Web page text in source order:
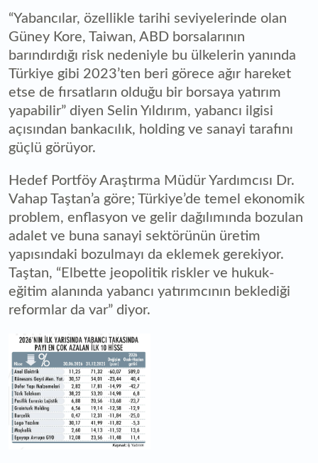
“Yabancılar, özellikle tarihi seviyelerinde olan
Güney Kore, Taiwan, ABD borsalarının
barındırdığı risk nedeniyle bu ülkelerin yanında
Türkiye gibi 2023’ten beri görece ağır hareket
etse de fırsatların olduğu bir borsaya yatırım
yapabilir” diyen Selin Yıldırım, yabancı ilgisi
açısından bankacılık, holding ve sanayi tarafını
güçlü görüyor.
Hedef Portföy Araştırma Müdür Yardımcısı Dr.
Vahap Taştan’a göre; Türkiye’de temel ekonomik
problem, enflasyon ve gelir dağılımında bozulan
adalet ve buna sanayi sektörünün üretim
yapısındaki bozulmayı da eklemek gerekiyor.
Taştan, “Elbette jeopolitik riskler ve hukuk-
eğitim alanında yabancı yatırımcının beklediği
reformlar da var” diyor.